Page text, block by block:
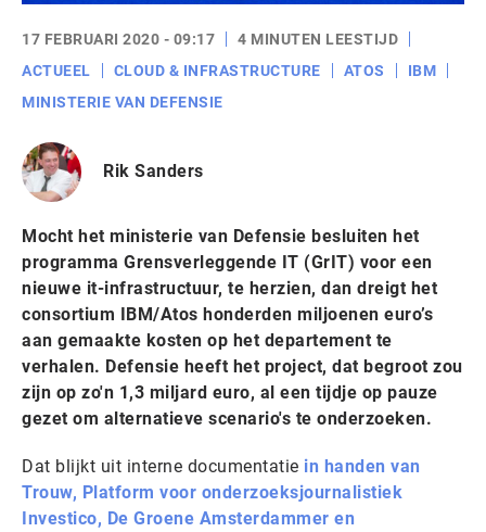
17 FEBRUARI 2020 - 09:17
4 MINUTEN LEESTIJD
ACTUEEL
CLOUD & INFRASTRUCTURE ATOS
IBM
MINISTERIE VAN DEFENSIE
Rik Sanders
Mocht het ministerie van Defensie besluiten het
programma Grensverleggende IT (GrIT) voor een
nieuwe it-infrastructuur, te herzien, dan dreigt het
consortium IBM/Atos honderden miljoenen euro’s
aan gemaakte kosten op het departement te
verhalen. Defensie heeft het project, dat begroot zou
zijn op zo'n 1,3 miljard euro, al een tijdje op pauze
gezet om alternatieve scenario's te onderzoeken.
Dat blijkt uit interne documentatie in handen van
Trouw, Platform voor onderzoeksjournalistiek
Investico, De Groene Amsterdammer en